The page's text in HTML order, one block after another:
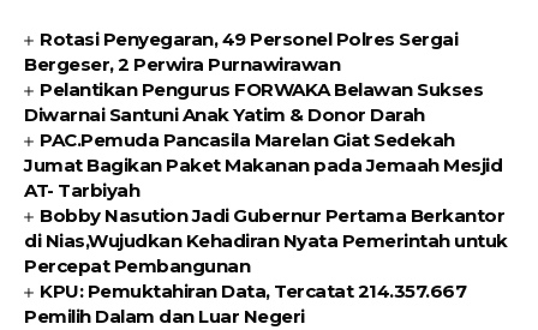
Rotasi Penyegaran, 49 Personel Polres Sergai
Bergeser, 2 Perwira Purnawirawan
Pelantikan Pengurus FORWAKA Belawan Sukses
Diwarnai Santuni Anak Yatim & Donor Darah
PAC.Pemuda Pancasila Marelan Giat Sedekah
Jumat Bagikan Paket Makanan pada Jemaah Mesjid
AT- Tarbiyah
Bobby Nasution Jadi Gubernur Pertama Berkantor
di Nias,Wujudkan Kehadiran Nyata Pemerintah untuk
Percepat Pembangunan
KPU: Pemuktahiran Data, Tercatat 214.357.667
Pemilih Dalam dan Luar Negeri